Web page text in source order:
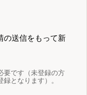
の送信をもって新
要です（未登録の方
となります）。